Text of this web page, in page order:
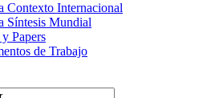
Contexto Internacional
Síntesis Mundial
Papers
de Trabajo